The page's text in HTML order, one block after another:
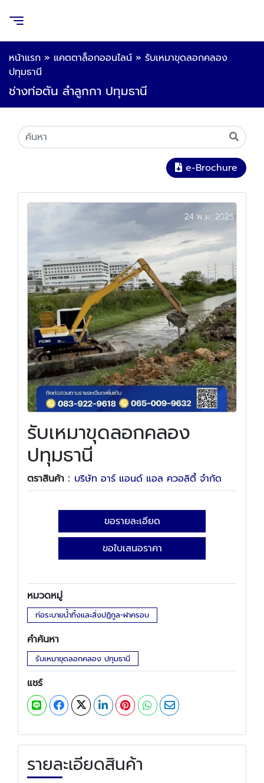
หน้าแรก » แคตตาล็อกออนไลน์ » รับเหมาขุดลอกคลอง
ปทุมธานี
ช่างท่อตัน ลำลูกกา ปทุมธานี
e-Brochure
รับเหมาขุดลอกคลอง
ปทุมธานี
ตราสินค้า : บริษัท อาร์ แอนด์ แอล ควอลิตี้ จำกัด
ขอรายละเอียด
ขอใบเสนอราคา
หมวดหมู่
ท่อระบายน้ำทิ้งและสิ่งปฏิกูล-ฝาครอบ
คำค้นหา
รับเหมาขุดลอกคลอง ปทุมธานี
แชร์
รายละเอียดสินค้า